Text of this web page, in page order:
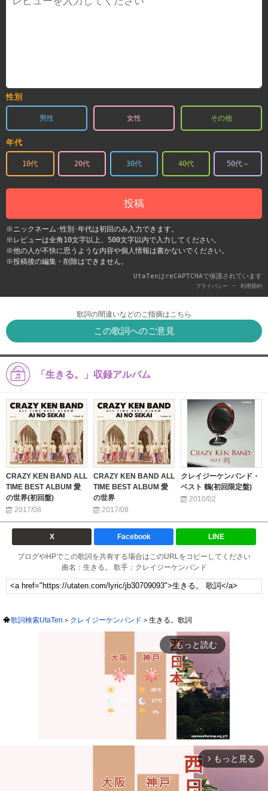
性別
男性 女性 その他
年代
10代 20代 30代 40代 50代～
投稿
※ニックネーム･性別･年代は初回のみ入力できます。
※レビューは全角10文字以上、500文字以内で入力してください。
※他の人が不快に思うような内容や個人情報は書かないでください。
※投稿後の編集・削除はできません。
UtaTenはreCAPTCHAで保護されています
プライバシー - 利用契約
歌詞の間違いなどのご指摘はこちら
この歌詞へのご意見
「生きる。」収録アルバム
CRAZY KEN BAND ALL
TIME BEST ALBUM 愛
の世界(初回盤)
2017/08
CRAZY KEN BAND ALL
TIME BEST ALBUM 愛
の世界
2017/08
クレイジーケンバンド・
ベスト 鶴(初回限定盤)
2010/02
X Facebook LINE
ブログやHPでこの歌詞を共有する場合はこのURLをコピーしてください
曲名：生きる。 歌手：クレイジーケンバンド
歌詞検索UtaTen クレイジーケンバンド 生きる。歌詞
arrow_forward_ios もっと読む
Mute
arrow_forward_ios もっと見る